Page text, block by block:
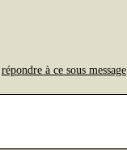
répondre à ce sous message